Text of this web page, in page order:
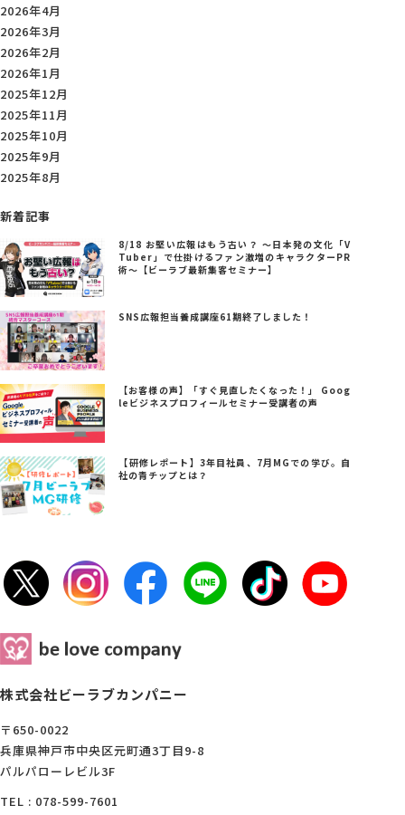
2026年4月
2026年3月
2026年2月
2026年1月
2025年12月
2025年11月
2025年10月
2025年9月
2025年8月
新着記事
8/18 お堅い広報はもう古い？ ～日本発の文化「V
Tuber」で仕掛けるファン激増のキャラクターPR
術～【ビーラブ最新集客セミナー】
SNS広報担当養成講座61期終了しました！
【お客様の声】「すぐ見直したくなった！」 Goog
leビジネスプロフィールセミナー受講者の声
【研修レポート】3年目社員、7月MGでの学び。自
社の青チップとは？
株式会社ビーラブカンパニー
〒650-0022
兵庫県神戸市中央区元町通3丁目9-8
パルパローレビル3F
TEL : 078-599-7601